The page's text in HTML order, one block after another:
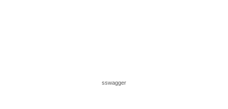
sswagger